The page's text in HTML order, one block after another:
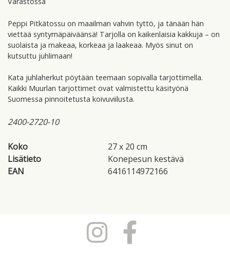
Peppi Pitkätossu on maailman vahvin tyttö, ja tänään hän
viettää syntymäpäiväänsä! Tarjolla on kaikenlaisia kakkuja – on
suolaista ja makeaa, korkeaa ja laakeaa. Myös sinut on
kutsuttu juhlimaan!
Kata juhlaherkut pöytään teemaan sopivalla tarjottimella.
Kaikki Muurlan tarjottimet ovat valmistettu käsityönä
Suomessa pinnoitetusta koivuviilusta.
2400-2720-10
Koko
27 x 20 cm
Lisätieto
Konepesun kestävä
EAN
6416114972166